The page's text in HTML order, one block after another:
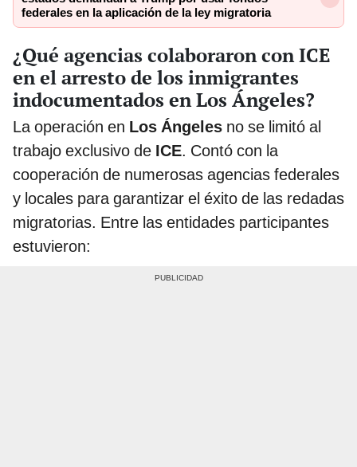
federales en la aplicación de la ley migratoria
¿Qué agencias colaboraron con ICE
en el arresto de los inmigrantes
indocumentados en Los Ángeles?
La operación en Los Ángeles no se limitó al
trabajo exclusivo de ICE. Contó con la
cooperación de numerosas agencias federales
y locales para garantizar el éxito de las redadas
migratorias. Entre las entidades participantes
estuvieron: